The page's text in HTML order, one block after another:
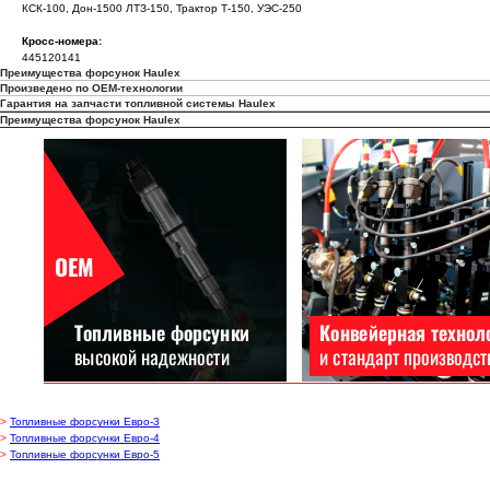
КСК-100, Дон-1500 ЛТЗ-150, Трактор Т-150, УЭС-250
Кросс-номера:
445120141
Преимущества форсунок Haulex
Произведено по OEM-технологии
Гарантия на запчасти топливной системы Haulex
Преимущества форсунок Haulex
> Топливные форсунки Евро-3
> Топливные форсунки Евро-4
> Топливные форсунки Евро-5
Каталог запчастей